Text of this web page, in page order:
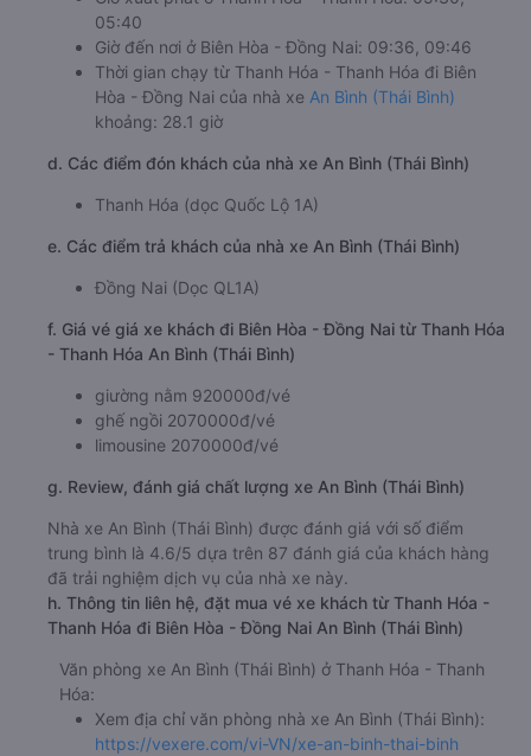
05:40
Giờ đến nơi ở Biên Hòa - Đồng Nai: 09:36, 09:46
Thời gian chạy từ Thanh Hóa - Thanh Hóa đi Biên
Hòa - Đồng Nai của nhà xe An Bình (Thái Bình)
khoảng: 28.1 giờ
d. Các điểm đón khách của nhà xe An Bình (Thái Bình)
Thanh Hóa (dọc Quốc Lộ 1A)
e. Các điểm trả khách của nhà xe An Bình (Thái Bình)
Đồng Nai (Dọc QL1A)
f. Giá vé giá xe khách đi Biên Hòa - Đồng Nai từ Thanh Hóa
- Thanh Hóa An Bình (Thái Bình)
giường nằm 920000đ/vé
ghế ngồi 2070000đ/vé
limousine 2070000đ/vé
g. Review, đánh giá chất lượng xe An Bình (Thái Bình)
Nhà xe An Bình (Thái Bình) được đánh giá với số điểm
trung bình là 4.6/5 dựa trên 87 đánh giá của khách hàng
đã trải nghiệm dịch vụ của nhà xe này.
h. Thông tin liên hệ, đặt mua vé xe khách từ Thanh Hóa -
Thanh Hóa đi Biên Hòa - Đồng Nai An Bình (Thái Bình)
Văn phòng xe An Bình (Thái Bình) ở Thanh Hóa - Thanh
Hóa:
Xem địa chỉ văn phòng nhà xe An Bình (Thái Bình):
https://vexere.com/vi-VN/xe-an-binh-thai-binh